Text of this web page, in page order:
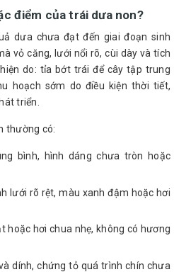
điểm của trái dưa non?
dưa chưa đạt đến giai đoạn sinh
vỏ căng, lưới nổi rõ, cùi dày và tích
do: tỉa bớt trái để cây tập trung
hoạch sớm do điều kiện thời tiết,
triển.
thường có:
bình, hình dáng chưa tròn hoặc
lưới rõ rệt, màu xanh đậm hoặc hơi
hoặc hơi chua nhẹ, không có hương
dính, chứng tỏ quá trình chín chưa